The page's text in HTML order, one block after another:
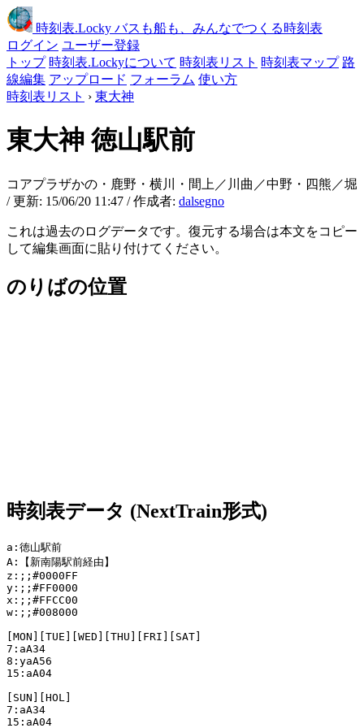
時刻表.Locky バスも船も、みんなでつくる時刻表
ログイン ユーザー登録
トップ 時刻表.Lockyについて 時刻表リスト 時刻表マップ 路
線編集 アップロード フォーラム 使い方
時刻表リスト › 東大神
東大神 徳山駅前
コアプラザかの・鹿野・横川・間上／川曲／中野・四熊／堀
/ 更新: 15/06/20 11:47 / 作成者: dalsegno
これは過去のログデータです。復元する場合は本文をコピー
して編集画面に貼り付けてください。
のりばの位置
時刻表データ (NextTrain形式)
a:徳山駅前
A:【新南陽駅前経由】
z:;;#0000FF
y:;;#FF0000
x:;;#FFCC00
w:;;#008000
[MON][TUE][WED][THU][FRI][SAT]
7:aA34
8:yaA56
15:aA04
[SUN][HOL]
7:aA34
15:aA04